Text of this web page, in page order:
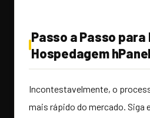
Passo a Passo
Hospedagem
Incontestavelmente, o
mais rápido do mercado.